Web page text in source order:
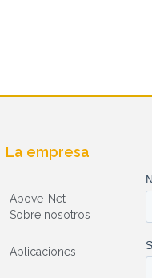
La empresa
Above-Net |
Sobre nosotros
Aplicaciones